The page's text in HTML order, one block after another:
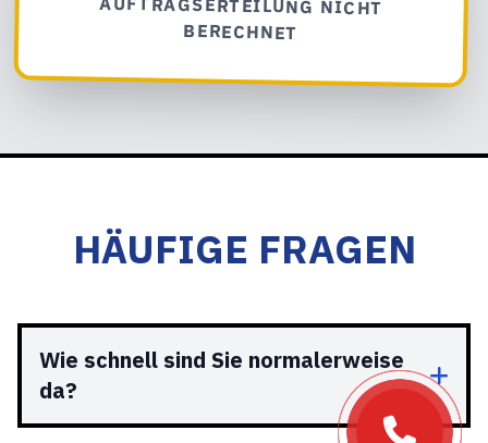
BERECHNET
HÄUFIGE FRAGEN
Wie schnell sind Sie normalerweise
da?